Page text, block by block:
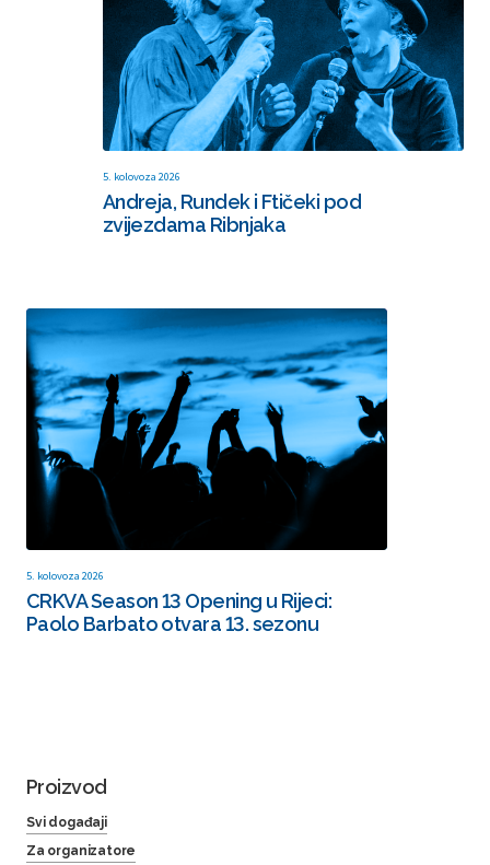
5. kolovoza 2026
Andreja, Rundek i Ftičeki pod
zvijezdama Ribnjaka
5. kolovoza 2026
CRKVA Season 13 Opening u Rijeci:
Paolo Barbato otvara 13. sezonu
Proizvod
Svi događaji
Za organizatore